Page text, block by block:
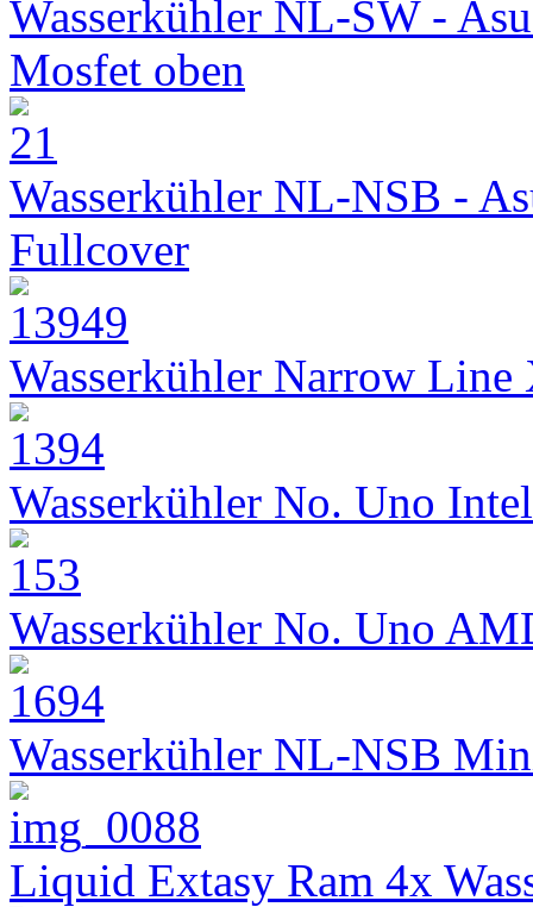
Wasserkühler NL-SW -
Mosfet oben
Wasserkühler NL-NSB -
Fullcover
Wasserkühler Narrow
Wasserkühler No. Uno Intel
Wasserkühler No. Uno
Wasserkühler NL-NSB
Liquid Extasy Ram 4x